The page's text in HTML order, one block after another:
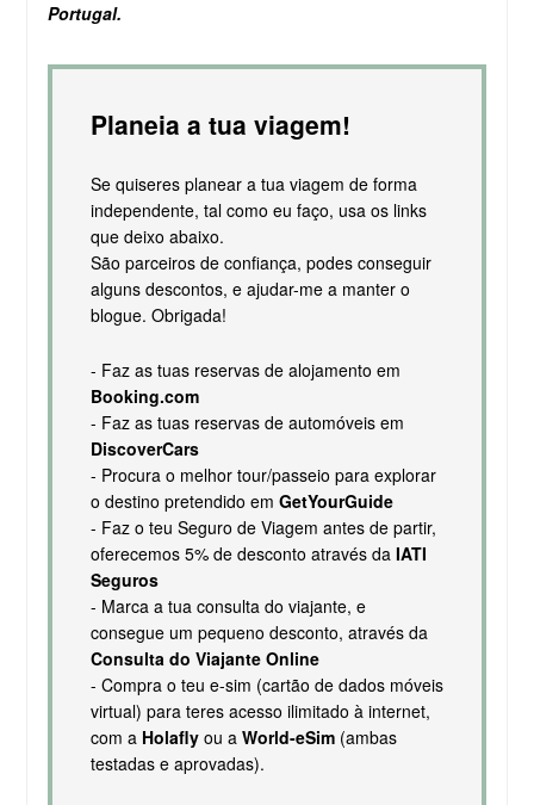
Portugal.
Planeia a tua viagem!
Se quiseres planear a tua viagem de forma
independente, tal como eu faço, usa os links
que deixo abaixo.
São parceiros de confiança, podes conseguir
alguns descontos, e ajudar-me a manter o
blogue. Obrigada!
- Faz as tuas reservas de alojamento em
Booking.com
- Faz as tuas reservas de automóveis em
DiscoverCars
- Procura o melhor tour/passeio para explorar
o destino pretendido em GetYourGuide
- Faz o teu Seguro de Viagem antes de partir,
oferecemos 5% de desconto através da IATI
Seguros
- Marca a tua consulta do viajante, e
consegue um pequeno desconto, através da
Consulta do Viajante Online
- Compra o teu e-sim (cartão de dados móveis
virtual) para teres acesso ilimitado à internet,
com a Holaflyou a World-eSim(ambas
testadas e aprovadas).